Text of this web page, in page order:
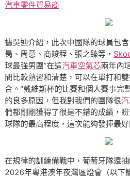
汽車零件貿易商
據吳迪介紹，此次中國隊的球員包
昺、周意、商竣程、張之臻等，
球最強男團”在這汽車空氣芯兩年內
間比較熟習和清楚，可以在單打和
合。“戴維斯杯的比賽和個人賽事完
的良多原因，但我對我們的團隊很
們都剛剛獲得了很是不錯的成績，
球隊的最高程度，這次能夠發揮最
在規律的訓練備戰中，葡萄牙隊還
2026年粵港澳年夜灣區燈會（以下